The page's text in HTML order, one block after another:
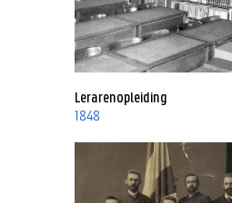
Lerarenopleiding
1848